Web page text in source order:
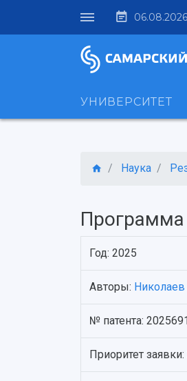
06.08.2026
УНИВЕРСИТЕТ
Наука
Программа
Год: 2025
Авторы: Николаев
№ патента:
Приоритет